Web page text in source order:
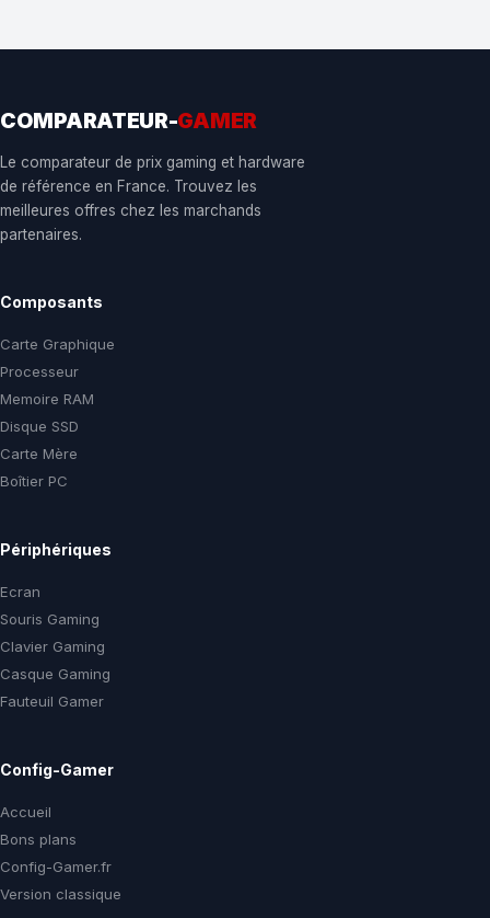
COMPARATEUR-GAMER
Le comparateur de prix gaming et hardware
de référence en France. Trouvez les
meilleures offres chez les marchands
partenaires.
Composants
Carte Graphique
Processeur
Memoire RAM
Disque SSD
Carte Mère
Boîtier PC
Périphériques
Ecran
Souris Gaming
Clavier Gaming
Casque Gaming
Fauteuil Gamer
Config-Gamer
Accueil
Bons plans
Config-Gamer.fr
Version classique